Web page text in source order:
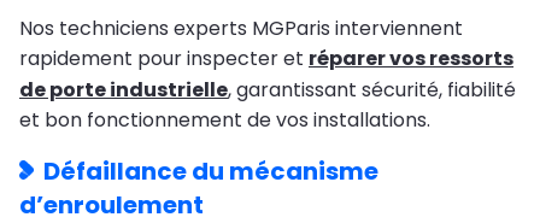
Nos techniciens experts MGParis interviennent
rapidement pour inspecter et réparer vos ressorts
de porte industrielle, garantissant sécurité, fiabilité
et bon fonctionnement de vos installations.
Défaillance du mécanisme
d’enroulement